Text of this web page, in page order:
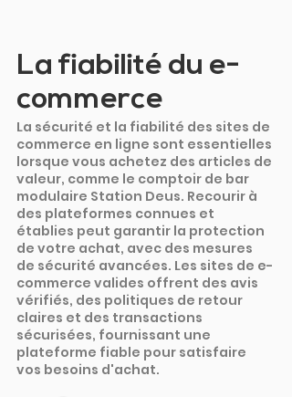
La fiabilité du e-
commerce
La sécurité et la fiabilité des sites de
commerce en ligne sont essentielles
lorsque vous achetez des articles de
valeur, comme le comptoir de bar
modulaire Station Deus. Recourir à
des plateformes connues et
établies peut garantir la protection
de votre achat, avec des mesures
de sécurité avancées. Les sites de e-
commerce valides offrent des avis
vérifiés, des politiques de retour
claires et des transactions
sécurisées, fournissant une
plateforme fiable pour satisfaire
vos besoins d'achat.